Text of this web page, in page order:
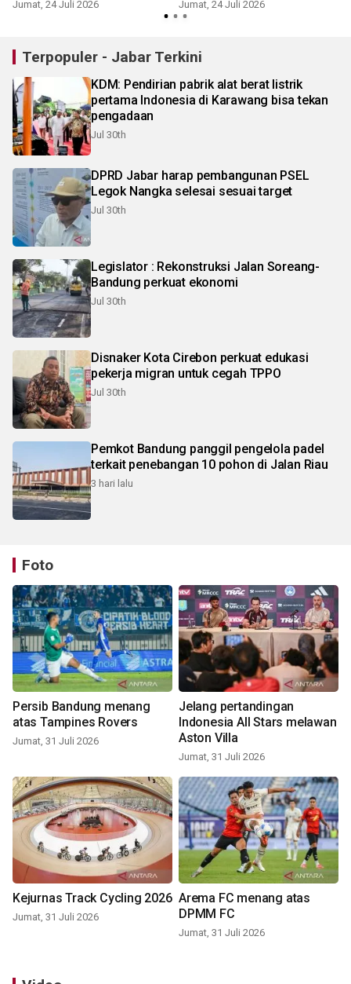
Jumat, 24 Juli 2026 Jumat, 24 Juli 2026
Terpopuler - Jabar Terkini
KDM: Pendirian pabrik alat berat listrik
pertama Indonesia di Karawang bisa tekan
pengadaan
Jul 30th
DPRD Jabar harap pembangunan PSEL
Legok Nangka selesai sesuai target
Jul 30th
Legislator : Rekonstruksi Jalan Soreang-
Bandung perkuat ekonomi
Jul 30th
Disnaker Kota Cirebon perkuat edukasi
pekerja migran untuk cegah TPPO
Jul 30th
Pemkot Bandung panggil pengelola padel
terkait penebangan 10 pohon di Jalan Riau
3 hari lalu
Foto
Persib Bandung menang
atas Tampines Rovers
Jumat, 31 Juli 2026
Jelang pertandingan
Indonesia All Stars melawan
Aston Villa
Jumat, 31 Juli 2026
Kejurnas Track Cycling 2026
Jumat, 31 Juli 2026
Arema FC menang atas
DPMM FC
Jumat, 31 Juli 2026